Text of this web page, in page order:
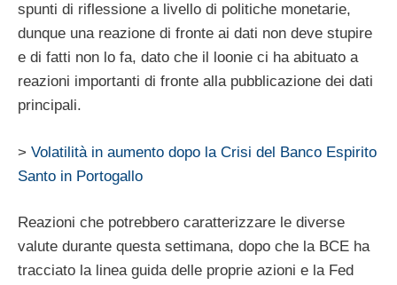
spunti di riflessione a livello di politiche monetarie,
dunque una reazione di fronte ai dati non deve stupire
e di fatti non lo fa, dato che il loonie ci ha abituato a
reazioni importanti di fronte alla pubblicazione dei dati
principali.
> Volatilità in aumento dopo la Crisi del Banco Espirito
Santo in Portogallo
Reazioni che potrebbero caratterizzare le diverse
valute durante questa settimana, dopo che la BCE ha
tracciato la linea guida delle proprie azioni e la Fed